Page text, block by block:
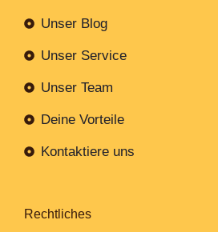
Unser Blog
Unser Service
Unser Team
Deine Vorteile
Kontaktiere uns
Rechtliches